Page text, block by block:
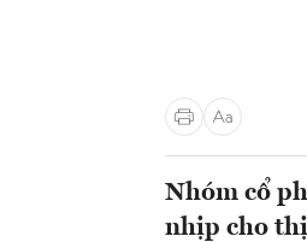
Nhóm cổ
nhịp cho